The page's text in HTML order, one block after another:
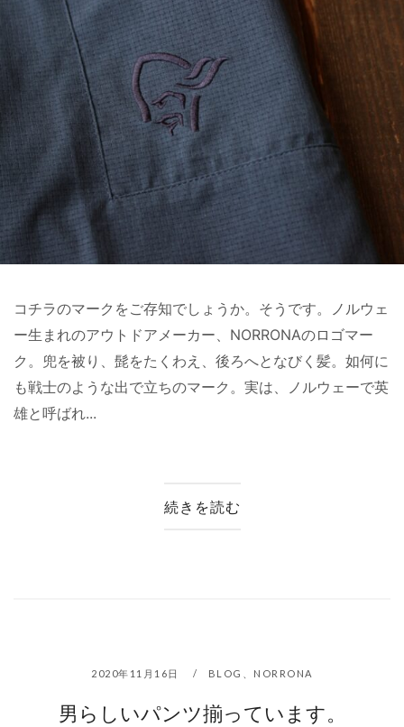
コチラのマークをご存知でしょうか。そうです。ノルウェ
ー生まれのアウトドアメーカー、NORRONAのロゴマー
ク。兜を被り、髭をたくわえ、後ろへとなびく髪。如何に
も戦士のような出で立ちのマーク。実は、ノルウェーで英
雄と呼ばれ...
続きを読む
2020年11月16日 BLOG NORRONA
男らしいパンツ揃っています。